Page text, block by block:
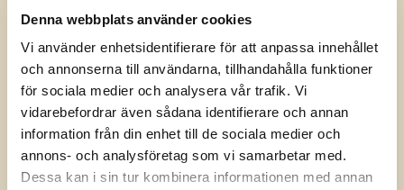
Denna webbplats använder cookies
Vi använder enhetsidentifierare för att anpassa innehållet
och annonserna till användarna, tillhandahålla funktioner
för sociala medier och analysera vår trafik. Vi
vidarebefordrar även sådana identifierare och annan
information från din enhet till de sociala medier och
annons- och analysföretag som vi samarbetar med.
Dessa kan i sin tur kombinera informationen med annan
Relaterade produkter